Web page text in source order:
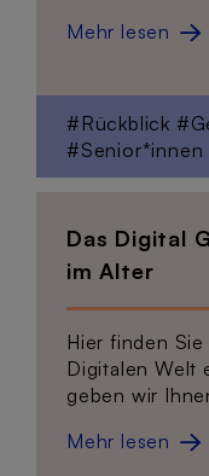
Mehr lesen
#Rückblick
#Senior*innen
Das Digital
im Alter
Hier finden
Digitalen Welt
geben wir
Mehr lesen